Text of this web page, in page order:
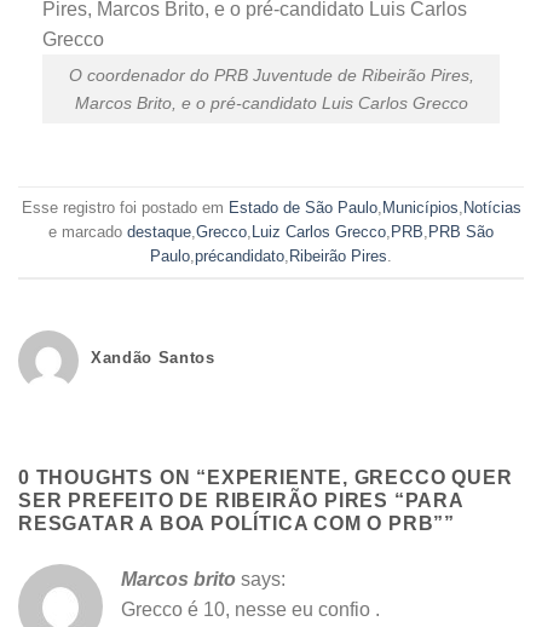
O coordenador do PRB Juventude de Ribeirão Pires,
Marcos Brito, e o pré-candidato Luis Carlos Grecco
Esse registro foi postado em Estado de São Paulo, Municípios Notícias
e marcado destaque Grecco Luiz Carlos Grecco PRB PRB São
Paulo précandidato Ribeirão Pires
Xandão Santos
0 THOUGHTS ON “ EXPERIENTE, GRECCO QUER
SER PREFEITO DE RIBEIRÃO PIRES “PARA
RESGATAR A BOA POLÍTICA COM O PRB””
Marcos brito says:
Grecco é 10, nesse eu confio .